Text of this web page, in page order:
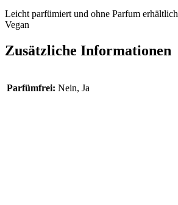
Leicht parfümiert und ohne Parfum erhältlich
Vegan
Zusätzliche Informationen
Parfümfrei: Nein, Ja